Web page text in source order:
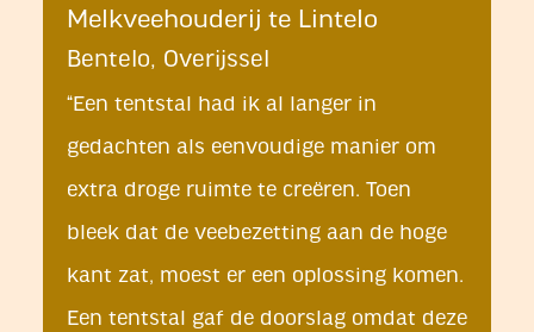
Melkveehouderij te Lintelo
Bentelo, Overijssel
“Een tentstal had ik al langer in
gedachten als eenvoudige manier om
extra droge ruimte te creëren. Toen
bleek dat de veebezetting aan de hoge
kant zat, moest er een oplossing komen.
Een tentstal gaf de doorslag omdat deze